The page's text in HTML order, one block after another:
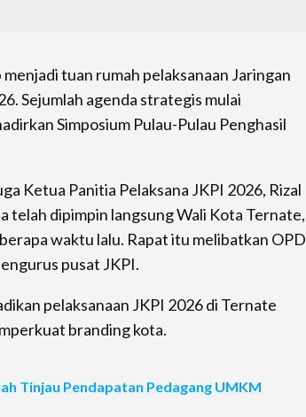
tuan rumah pelaksanaan Jaringan
Sejumlah agenda strategis mulai
Simposium Pulau-Pulau Penghasil
Ketua Panitia Pelaksana JKPI 2026, Rizal
telah dipimpin langsung Wali Kota Ternate,
waktu lalu. Rapat itu melibatkan OPD
pusat JKPI.
pelaksanaan JKPI 2026 di Ternate
branding kota.
Tinjau Pendapatan Pedagang UMKM